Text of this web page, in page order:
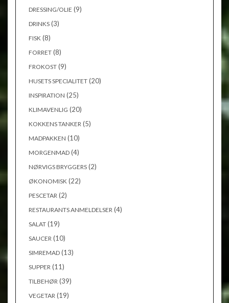
DRESSING/OLIE (9)
DRINKS (3)
FISK (8)
FORRET (8)
FROKOST (9)
HUSETS SPECIALITET (20)
INSPIRATION (25)
KLIMAVENLIG (20)
KOKKENS TANKER (5)
MADPAKKEN (10)
MORGENMAD (4)
NØRVIGS BRYGGERS (2)
ØKONOMISK (22)
PESCETAR (2)
RESTAURANTS ANMELDELSER (4)
SALAT (19)
SAUCER (10)
SIMREMAD (13)
SUPPER (11)
TILBEHØR (39)
VEGETAR (19)